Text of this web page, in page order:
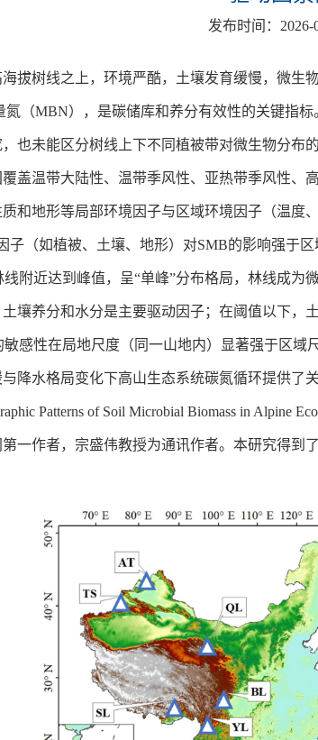
发布时间： 2026-
拔树线之上，环境严酷，土壤发育缓慢，微
氮（MBN），是碳储库和养分有效性的关键指
也未能区分树线上下不同植被带对微生物分布的
盖温带大陆性、温带季风性、亚热带季风性
和地形等局部环境因子与区域环境因子（温
子（如植被、土壤、地形）对SMB的影响强于区
附近达到峰值，呈“单峰”分布格局，林线成
壤养分和水分是主要驱动因子；在阈值以下
感性在局地尺度（同一山地内）显著强于区
降水格局变化下高山生态系统碳氮循环提供了关
Patterns of Soil Microbial Biomass in Alpine
一作者，宗盛伟教授为通讯作者。本研究得到